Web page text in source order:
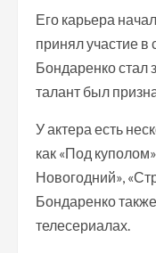
Его карьера
принял участие
Бондаренко стал
талант был
У актера есть
как «Под
Новогодний»,
Бондаренко
телесериалах.